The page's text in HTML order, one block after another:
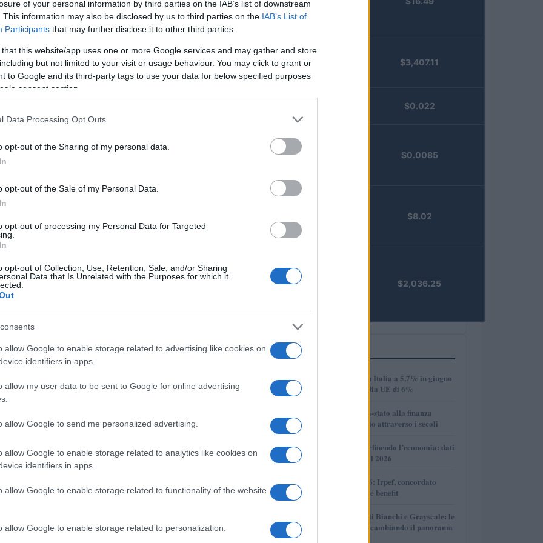
of your personal information by third parties on the IAB’s list of downstream
This information may also be disclosed by us to third parties on the IAB’s List of
Participants that may further disclose it to other third parties.
that this website/app uses one or more Google services and may gather and store
but not limited to your visit or usage behaviour. You may click to grant or
to Google and its third-party tags to use your data for below specified purposes
consent section.
Data Processing Opt Outs
opt-out of the Sharing of my personal data.
opt-out of the Sale of my Personal Data.
opt-out of processing my Personal Data for Targeted
opt-out of Collection, Use, Retention, Sale, and/or Sharing
Data that Is Unrelated with the Purposes for which it
allow Google to enable storage related to advertising like cookies on
identifiers in apps.
allow my user data to be sent to Google for online advertising
allow Google to send me personalized advertising.
allow Google to enable storage related to analytics like cookies on
identifiers in apps.
allow Google to enable storage related to functionality of the website
allow Google to enable storage related to personalization.
formale del decreto e per la certezza giuridica
è rilevante
che traduce le previsioni dellalegge 30 dicembre
delle risorse. Al suo interno sono definiti i
di ripartizione fra regioni, province e comuni;
dei bilanci deglienti localiper le annualità
una mappa che indica a ciascun ente l’entità delle
contabile.
i comuni e le province, ma anche altri enti
nazionale. L’obiettivo dichiarato è
un’adeguata capacità di spesa programmata nel
vincoli o condizioni di utilizzo, consentendo
Injective
Vested XOR
(VXOR)
$3,407.11
$0.022
$0.0085
$8.02
PRIME)
$2,036.25
PIÙ LETTI
1
Disoccupazione in Italia a 5,7% in giugno
2026, sotto la media UE di 6%
2
Dalle antiche città-stato alla finanza
globale: un viaggio attraverso i secoli
3
Come l’IA sta ridefinendo l’economia: dati
e prospettive per il 2026
4
Novità fiscali 2026: Irpef, concordato
preventivo e fringe benefit
5
Volotea, Certificati Bianchi e Grayscale: le
novità che stanno cambiando il panorama